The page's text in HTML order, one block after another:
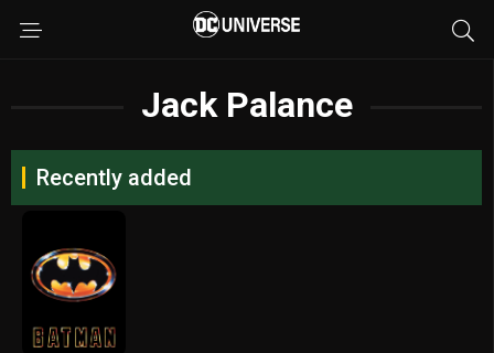
Jack Palance
Recently added